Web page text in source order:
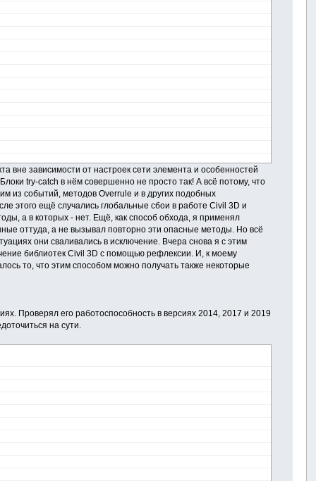
зависимости от настроек сети элемента и особенностей
try-catch в нём совершенно не просто так! А всё потому, что
из событий, методов Overrule и в других подобных
этого ещё случались глобальные сбои в работе Civil 3D и
а в которых - нет. Ещё, как способ обхода, я применял
оттуда, а не вызывал повторно эти опасные методы. Но всё
они сваливались в исключение. Вчера снова я с этим
библиотек Civil 3D с помощью рефлексии. И, к моему
то, что этим способом можно получать также некоторые
Проверял его работоспособность в версиях 2014, 2017 и 2019
на сути.